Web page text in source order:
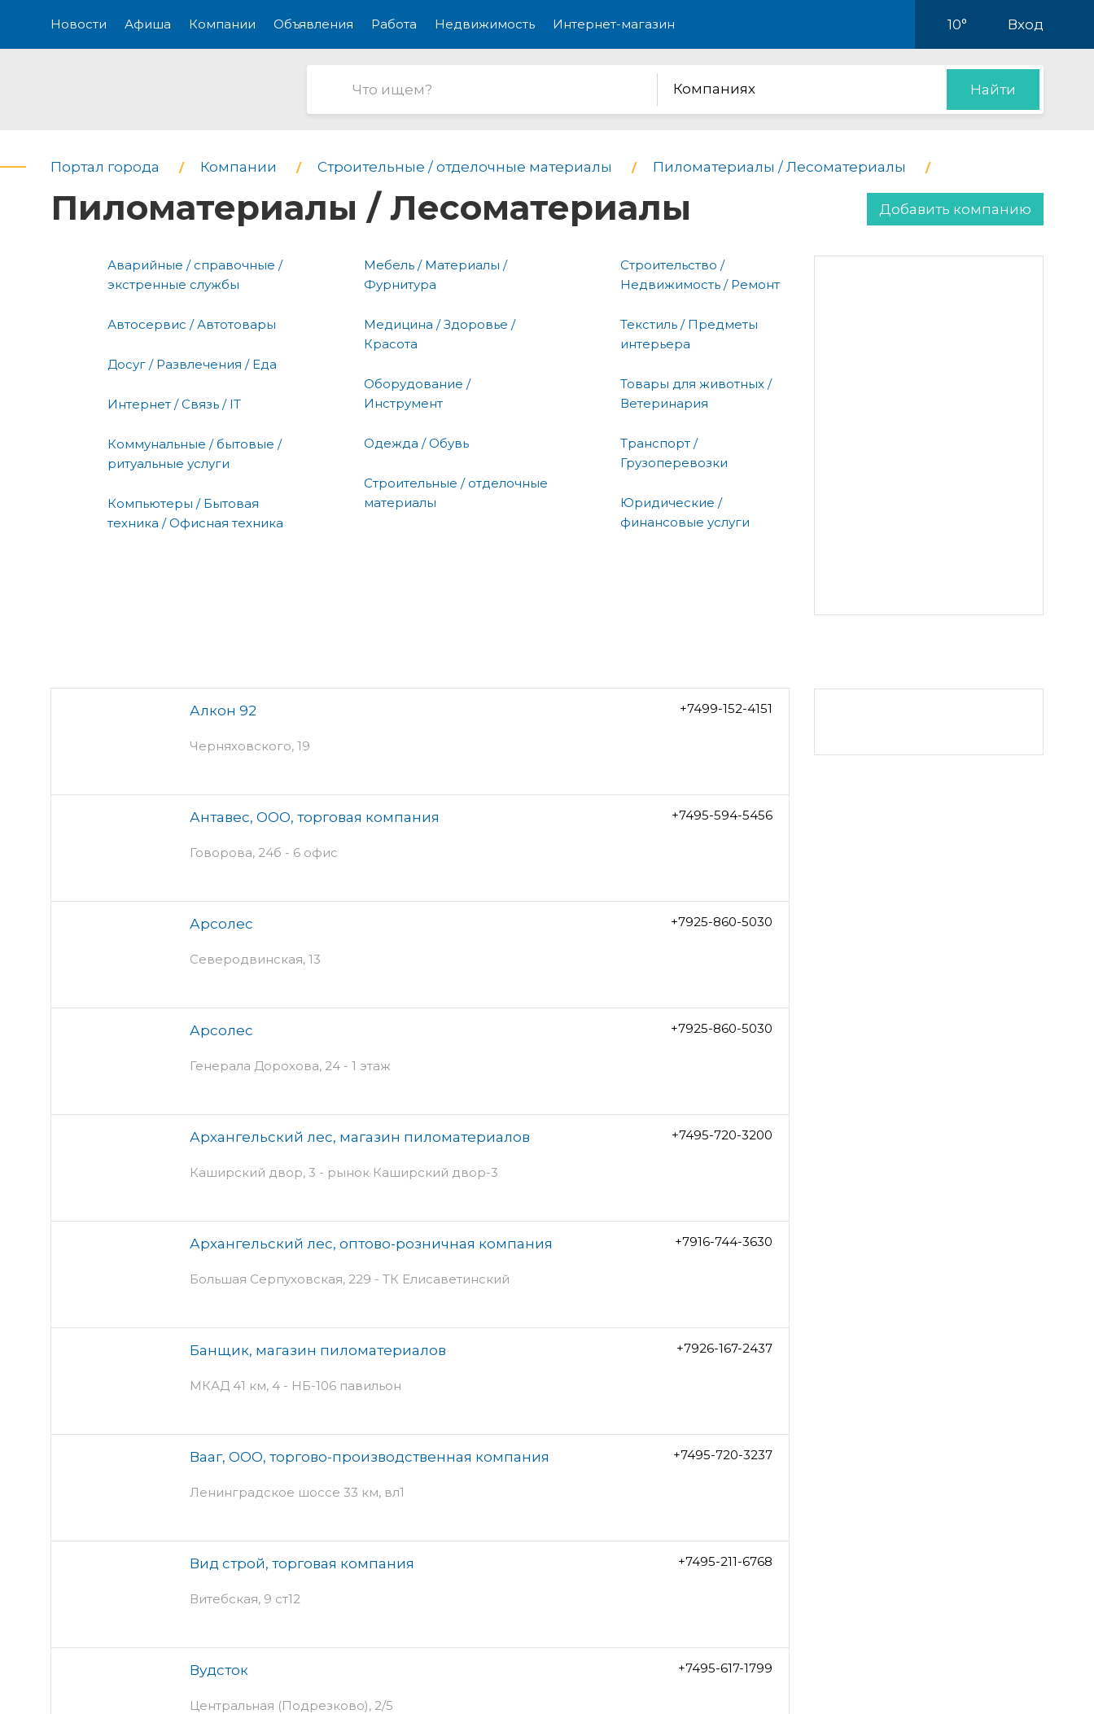
Новости Афиша Компании Объявления Работа Недвижимость Интернет-магазин 10° Вход
Компаниях Найти
Портал города Компании Строительные / отделочные материалы Пиломатериалы / Лесоматериалы
Пиломатериалы / Лесоматериалы Добавить компанию
Аварийные / справочные /
экстренные службы
Автосервис / Автотовары
Досуг / Развлечения / Еда
Интернет / Связь / IT
Коммунальные / бытовые /
ритуальные услуги
Компьютеры / Бытовая
техника / Офисная техника
Мебель / Материалы /
Фурнитура
Медицина / Здоровье /
Красота
Оборудование /
Инструмент
Одежда / Обувь
Строительные / отделочные
материалы
Строительство /
Недвижимость / Ремонт
Текстиль / Предметы
интерьера
Товары для животных /
Ветеринария
Транспорт /
Грузоперевозки
Юридические /
финансовые услуги
Алкон 92
Черняховского, 19
+7499-152-4151
Антавес, ООО, торговая компания
Говорова, 24б - 6 офис
+7495-594-5456
Арсолес
Северодвинская, 13
+7925-860-5030
Арсолес
Генерала Дорохова, 24 - 1 этаж
+7925-860-5030
Архангельский лес, магазин пиломатериалов
Каширский двор, 3 - рынок Каширский двор-3
+7495-720-3200
Архангельский лес, оптово-розничная компания
Большая Серпуховская, 229 - ТК Елисаветинский
+7916-744-3630
Банщик, магазин пиломатериалов
МКАД 41 км, 4 - НБ-106 павильон
+7926-167-2437
Вааг, ООО, торгово-производственная компания
Ленинградское шоссе 33 км, вл1
+7495-720-3237
Вид строй, торговая компания
Витебская, 9 ст12
+7495-211-6768
Вудсток
Центральная (Подрезково), 2/5
+7495-617-1799